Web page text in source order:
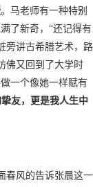
。马老师有一种特别
了新奇，“还记得有
旁讲古希腊艺术，路
佛又回到了大学时
一个像她一样赋有
友，更是我人生中
春风的告诉张晨这一